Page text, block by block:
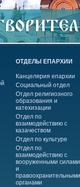
ОТДЕЛЫ ЕПАРХИИ
Канцелярия епархии
Социальный отдел
Отдел религиозного
образования и
катехизации
Отдел по
взаимодействию с
казачеством
Отдел по культуре
Отдел по
взаимодействию с
вооруженными силами
и
правоохранительными
органами